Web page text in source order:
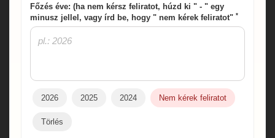
Főzés éve: (ha nem kérsz feliratot, húzd ki " - " egy
minusz jellel, vagy írd be, hogy " nem kérek feliratot" *
2026 2025 2024 Nem kérek feliratot
Törlés